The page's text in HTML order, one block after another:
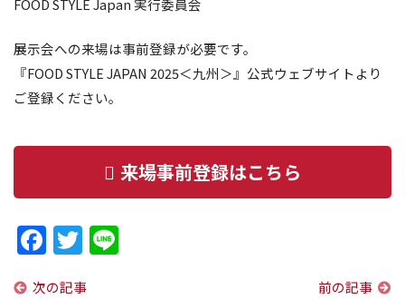
FOOD STYLE Japan 実行委員会
展示会への来場は事前登録が必要です。
『FOOD STYLE JAPAN 2025＜九州＞』公式ウェブサイトより
ご登録ください。
来場事前登録はこちら
Facebook
Twitter
前の記事
次の記事